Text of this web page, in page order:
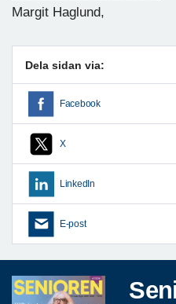
Margit Haglund,
Dela sidan via:
Facebook
X
LinkedIn
E-post